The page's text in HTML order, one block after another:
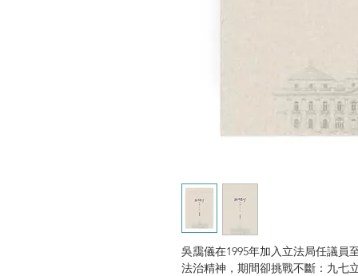
吳靄儀在1995年加入立法局任議員
法治精神，期間卻挑戰不斷：九七